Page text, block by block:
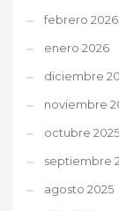
febrero 2026
enero 2026
diciembre
noviembre
octubre 2025
septiembre
agosto 2025